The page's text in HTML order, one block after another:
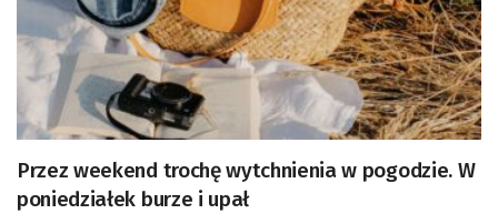
Przez weekend trochę wytchnienia w pogodzie. W
poniedziałek burze i upał